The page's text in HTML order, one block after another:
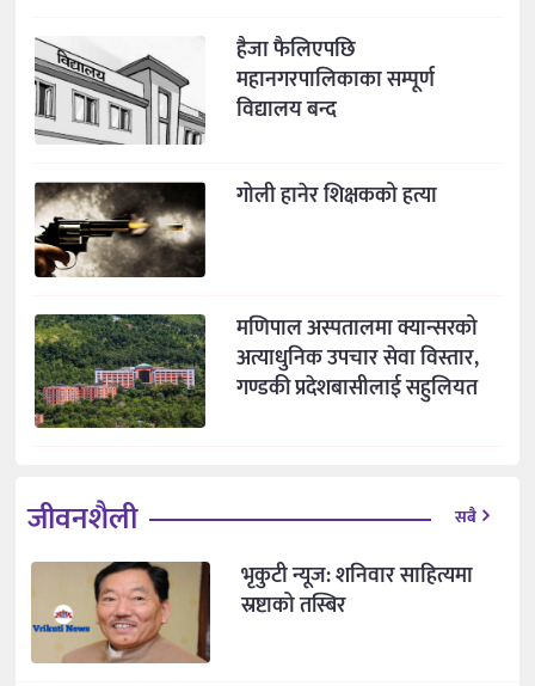
हैजा फैलिएपछि
महानगरपालिकाका सम्पूर्ण
विद्यालय बन्द
गोली हानेर शिक्षकको हत्या
मणिपाल अस्पतालमा क्यान्सरको
अत्याधुनिक उपचार सेवा विस्तार,
गण्डकी प्रदेशबासीलाई सहुलियत
जीवनशैली सबै
भृकुटी न्यूज: शनिवार साहित्यमा
स्रष्टाको तस्बिर